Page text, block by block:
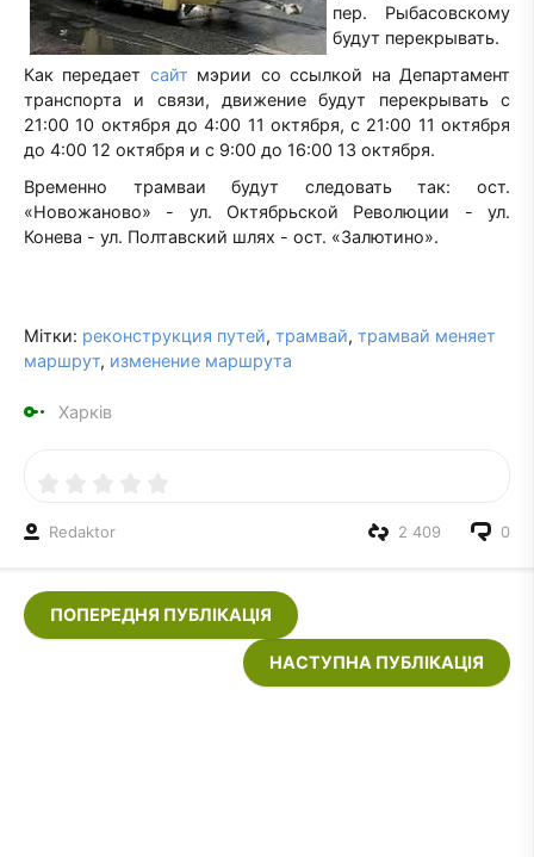
пер. Рыбасовскому
будут перекрывать.
Как передает сайт мэрии со ссылкой на Департамент
транспорта и связи, движение будут перекрывать с
21:00 10 октября до 4:00 11 октября, с 21:00 11 октября
до 4:00 12 октября и с 9:00 до 16:00 13 октября.
Временно трамваи будут следовать так: ост.
«Новожаново» - ул. Октябрьской Революции - ул.
Конева - ул. Полтавский шлях - ост. «Залютино».
Мітки: реконструкция путей, трамвай, трамвай меняет
маршрут, изменение маршрута
Харків
Redaktor 0
2 409
ПОПЕРЕДНЯ ПУБЛІКАЦІЯ
НАСТУПНА ПУБЛІКАЦІЯ